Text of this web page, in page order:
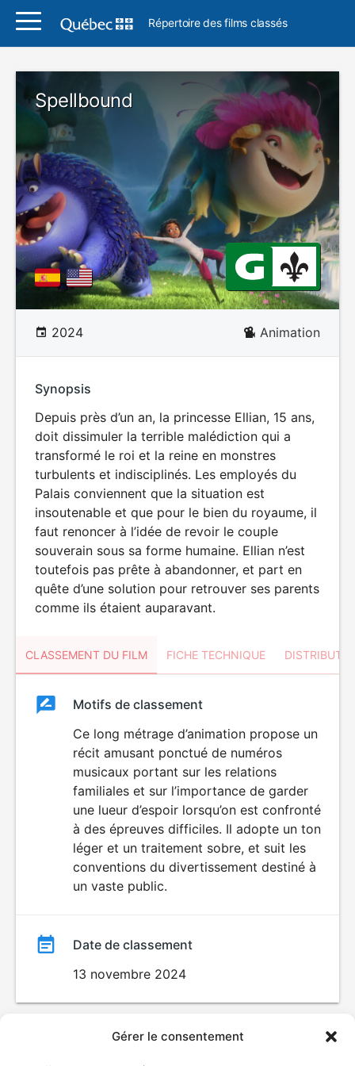
Gérer le consentement
Répertoire des films classés
Spellbound
2024 Animation
Synopsis
Depuis près d’un an, la princesse Ellian, 15 ans,
doit dissimuler la terrible malédiction qui a
transformé le roi et la reine en monstres
turbulents et indisciplinés. Les employés du
Palais conviennent que la situation est
insoutenable et que pour le bien du royaume, il
faut renoncer à l’idée de revoir le couple
souverain sous sa forme humaine. Ellian n’est
toutefois pas prête à abandonner, et part en
quête d’une solution pour retrouver ses parents
comme ils étaient auparavant.
CLASSEMENT DU FILM FICHE TECHNIQUE
ClassementClassement
Motifs de classement
Ce long métrage d’animation propose un
récit amusant ponctué de numéros
musicaux portant sur les relations
familiales et sur l’importance de garder
une lueur d’espoir lorsqu’on est confronté
à des épreuves difficiles. Il adopte un ton
léger et un traitement sobre, et suit les
conventions du divertissement destiné à
un vaste public.
Date de classement
13 novembre 2024